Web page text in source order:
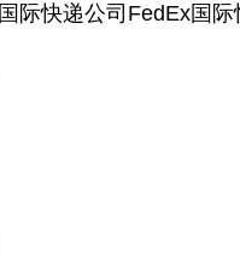
国际快递公司 FedEx国际